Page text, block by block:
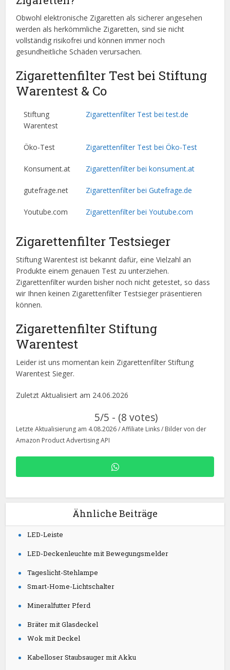
Obwohl elektronische Zigaretten als sicherer angesehen
werden als herkömmliche Zigaretten, sind sie nicht
vollständig risikofrei und können immer noch
gesundheitliche Schäden verursachen.
Zigarettenfilter Test bei Stiftung
Warentest & Co
Stiftung
Warentest
Zigarettenfilter Test bei test.de
Öko-Test Zigarettenfilter Test bei Öko-Test
Konsument.at Zigarettenfilter bei konsument.at
gutefrage.net Zigarettenfilter bei Gutefrage.de
Youtube.com Zigarettenfilter bei Youtube.com
Zigarettenfilter Testsieger
Stiftung Warentest ist bekannt dafür, eine Vielzahl an
Produkte einem genauen Test zu unterziehen.
Zigarettenfilter wurden bisher noch nicht getestet, so dass
wir Ihnen keinen Zigarettenfilter Testsieger präsentieren
können.
Zigarettenfilter Stiftung
Warentest
Leider ist uns momentan kein Zigarettenfilter Stiftung
Warentest Sieger.
Zuletzt Aktualisiert am 24.06.2026
5/5 - (8 votes)
Letzte Aktualisierung am 4.08.2026 / Affiliate Links / Bilder von der
Amazon Product Advertising API
Ähnliche Beiträge
LED-Leiste
LED-Deckenleuchte mit Bewegungsmelder
Tageslicht-Stehlampe
Smart-Home-Lichtschalter
Mineralfutter Pferd
Bräter mit Glasdeckel
Wok mit Deckel
Kabelloser Staubsauger mit Akku